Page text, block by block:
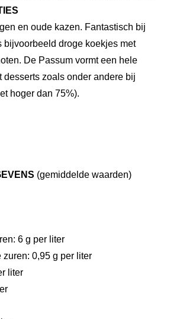
en oude kazen. Fantastisch bij
bijvoorbeeld droge koekjes met
De Passum vormt een hele
desserts zoals onder andere bij
hoger dan 75%).
(gemiddelde waarden)
6 g per liter
0,95 g per liter
liter